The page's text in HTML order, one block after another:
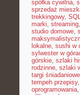
spółka cywilna,
sprzedaż
trekkingowy,
marki, streaming,
studio domowe,
lokalne, sushi w
sylwester w
górskie, szlaki
rodzinne, szlaki
targi śniadaniowe
tempeh przepisy,
oprogramowania,